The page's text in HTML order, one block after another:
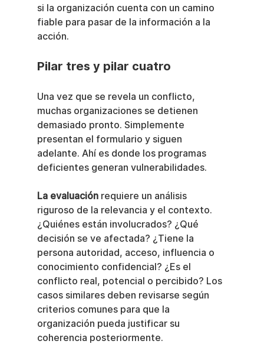
si la organización cuenta con un camino
fiable para pasar de la información a la
acción.
Pilar tres y pilar cuatro
Una vez que se revela un conflicto,
muchas organizaciones se detienen
demasiado pronto. Simplemente
presentan el formulario y siguen
adelante. Ahí es donde los programas
deficientes generan vulnerabilidades.
La evaluación requiere un análisis
riguroso de la relevancia y el contexto.
¿Quiénes están involucrados? ¿Qué
decisión se ve afectada? ¿Tiene la
persona autoridad, acceso, influencia o
conocimiento confidencial? ¿Es el
conflicto real, potencial o percibido? Los
casos similares deben revisarse según
criterios comunes para que la
organización pueda justificar su
coherencia posteriormente.